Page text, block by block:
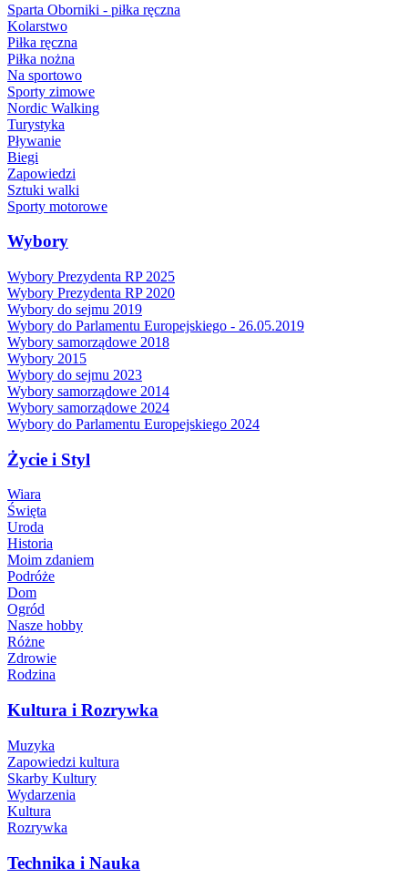
Sparta Oborniki - piłka ręczna
Kolarstwo
Piłka ręczna
Piłka nożna
Na sportowo
Sporty zimowe
Nordic Walking
Turystyka
Pływanie
Biegi
Zapowiedzi
Sztuki walki
Sporty motorowe
Wybory
Wybory Prezydenta RP 2025
Wybory Prezydenta RP 2020
Wybory do sejmu 2019
Wybory do Parlamentu Europejskiego - 26.05.2019
Wybory samorządowe 2018
Wybory 2015
Wybory do sejmu 2023
Wybory samorządowe 2014
Wybory samorządowe 2024
Wybory do Parlamentu Europejskiego 2024
Życie i Styl
Wiara
Święta
Uroda
Historia
Moim zdaniem
Podróże
Dom
Ogród
Nasze hobby
Różne
Zdrowie
Rodzina
Kultura i Rozrywka
Muzyka
Zapowiedzi kultura
Skarby Kultury
Wydarzenia
Kultura
Rozrywka
Technika i Nauka